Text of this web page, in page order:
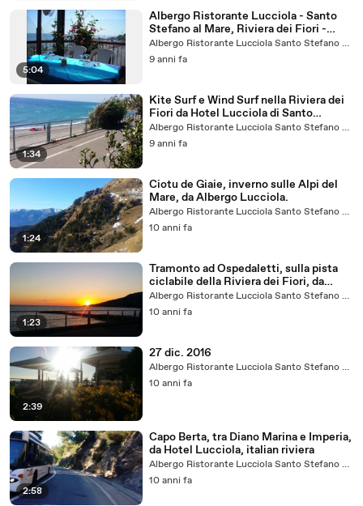
5:04
Albergo Ristorante Lucciola - Santo
Stefano al Mare, Riviera dei Fiori -
Liguria
Albergo Ristorante Lucciola Santo Stefano al Mare
9 anni fa
1:34
Kite Surf e Wind Surf nella Riviera dei
Fiori da Hotel Lucciola di Santo
Stefano al Mare
Albergo Ristorante Lucciola Santo Stefano al Mare
9 anni fa
1:24
Ciotu de Giaie, inverno sulle Alpi del
Mare, da Albergo Lucciola.
Albergo Ristorante Lucciola Santo Stefano al Mare
10 anni fa
1:23
Tramonto ad Ospedaletti, sulla pista
ciclabile della Riviera dei Fiori, da
Hotel Lucciola.
Albergo Ristorante Lucciola Santo Stefano al Mare
10 anni fa
2:39
27 dic. 2016
Albergo Ristorante Lucciola Santo Stefano al Mare
10 anni fa
2:58
Capo Berta, tra Diano Marina e Imperia,
da Hotel Lucciola, italian riviera
Albergo Ristorante Lucciola Santo Stefano al Mare
10 anni fa